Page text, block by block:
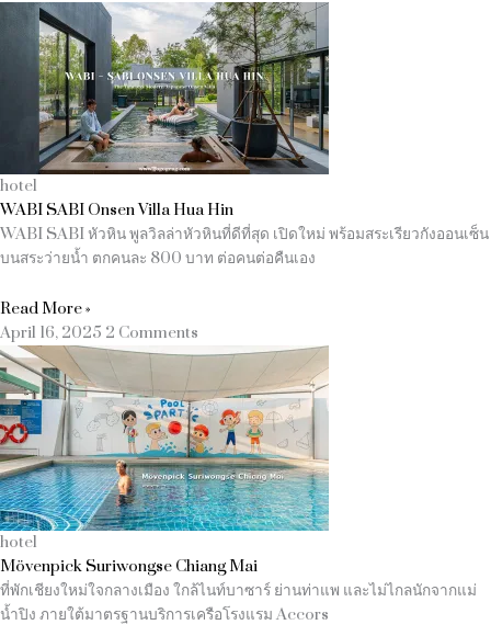
hotel
WABI SABI Onsen Villa Hua Hin
WABI SABI หัวหิน พูลวิลล่าหัวหินที่ดีที่สุด เปิดใหม่ พร้อมสระเรียวกังออนเซ็น
บนสระว่ายน้ำ ตกคนละ 800 บาท ต่อคนต่อคืนเอง
Read More »
April 16, 2025 2 Comments
hotel
Mövenpick Suriwongse Chiang Mai
ที่พักเชียงใหม่ใจกลางเมือง ใกล้ไนท์บาซาร์ ย่านท่าแพ และไม่ไกลนักจากแม่
น้ำปิง ภายใต้มาตรฐานบริการเครือโรงแรม Accors